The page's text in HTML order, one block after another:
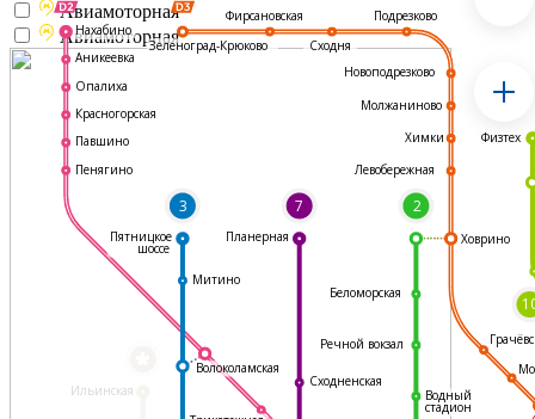
Ильинская
3 7 2
Фирсановская
Сходня
Подрезково
Новоподрезково
Молжаниново
Химки
Левобережная
Ховрино
Водный
стадион
Сходненская
Волоколамская
Митино
Нахабино
Аникеевка
Опалиха
Красногорская
Павшино
Пенягино
Пятницкое
шоссе
Планерная
Физтех
Речной вокзал
Беломорская
Зеленоград-Крюково
Авиамоторная
Авиамоторная